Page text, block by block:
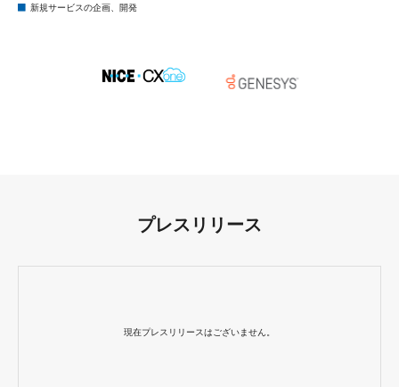
新規サービスの企画、開発
プレスリリース
現在プレスリリースはございません。